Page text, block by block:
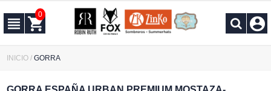
0
INICIO /GORRA